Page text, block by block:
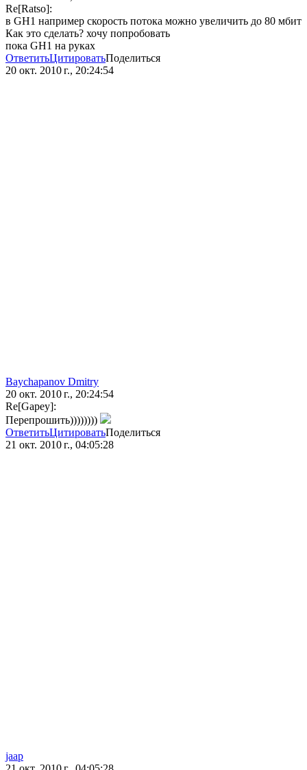
Re[Ratso]:
в GH1 например скорость потока можно увеличить до 80 мбит
Как это сделать? хочу попробовать
пока GH1 на руках
ОтветитьЦитироватьПоделиться
20 окт. 2010 г., 20:24:54
Baychapanov Dmitry
20 окт. 2010 г., 20:24:54
Re[Gapey]:
Перепрошить))))))))
ОтветитьЦитироватьПоделиться
21 окт. 2010 г., 04:05:28
jaap